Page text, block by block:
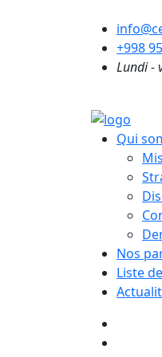
+998
Lundi -
Qui
Nos
Liste